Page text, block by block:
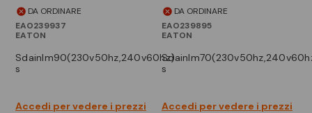
DA ORDINARE
EAO239937
EATON
sdainlm90(230v50hz,240v60hz)
s
Accedi per vedere i prezzi
DA ORDINARE
EAO239895
EATON
sdainlm70(230v50hz,240v60hz)
s
Accedi per vedere i prezzi